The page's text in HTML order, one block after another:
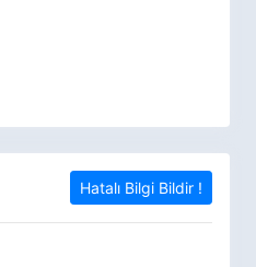
Hatalı Bilgi Bildir !